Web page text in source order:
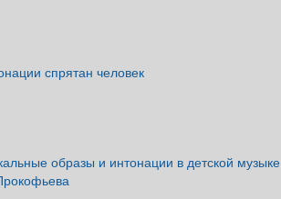
спрятан человек
образы и интонации в детской музыке